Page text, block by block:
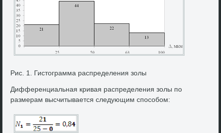
Рис. 1. Гистοграмма распределения золы
Дифференциальная кривая распределения золы по
размерам высчитывается следующим способом: